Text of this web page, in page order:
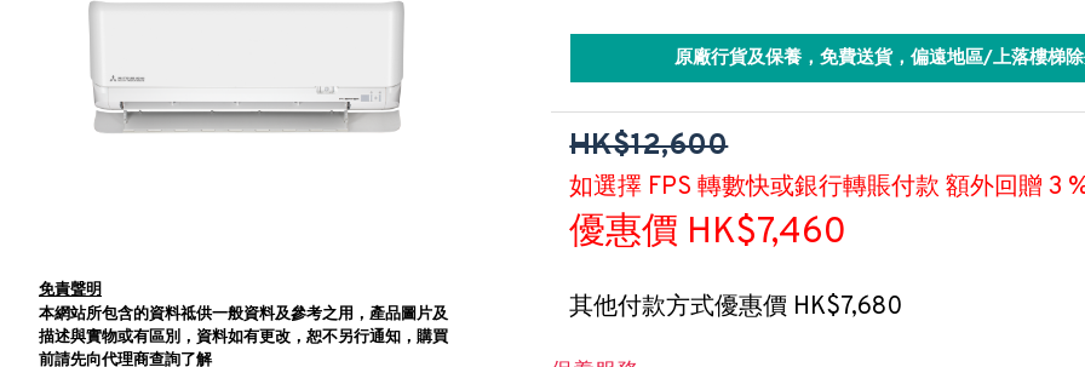
免責聲明
本網站所包含的資料祗供一般資料及參考之用，產品圖片及
描述與實物或有區別，資料如有更改，恕不另行通知，購買
前請先向代理商查詢了解
原廠行貨及保養，免費送貨，偏遠地區/上落樓梯
HK$12,600
如選擇 FPS 轉數快或銀行轉賬付款 額外回贈 3
優惠價 HK$7,460
其他付款方式優惠價 HK$7,680